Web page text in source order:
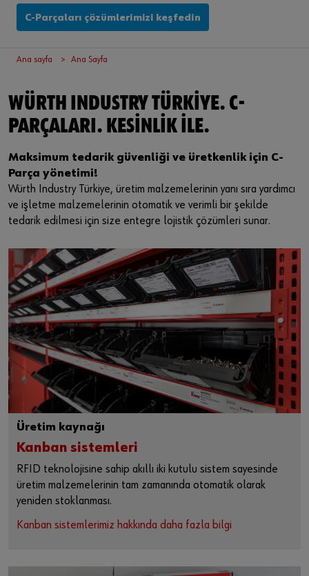
Oturum aç
Online müşteri olmak ister misiniz?
Mağazanın tüm işlevlerini kullanmak için üç basit adımda
kaydolun
Sadece işletme müşterilerine satış
Şimdi Kaydol
Tehlikeli Madde Yönetimi
Hizmet
Montaj
Küçük elektrik parçaları
Etkinlikler
Bülten
Bilgi Güvenliği Politikası
Entegre Yönetim Sistemi Politikamız
Ticari Bilgiler
C-Parçaları çözümlerimizi keşfedin
Ana sayfa Ana Sayfa
WÜRTH INDUSTRY TÜRKIYE. C-
PARÇALARI. KESINLIK ILE.
Maksimum tedarik güvenliği ve üretkenlik için C-
Parça yönetimi!
Würth Industry Türkiye, üretim malzemelerinin yanı sıra yardımcı
ve işletme malzemelerinin otomatik ve verimli bir şekilde
tedarik edilmesi için size entegre lojistik çözümleri sunar.
Üretim kaynağı
Kanban sistemleri
RFID teknolojisine sahip akıllı iki kutulu sistem sayesinde
üretim malzemelerinin tam zamanında otomatik olarak
yeniden stoklanması.
Kanban sistemlerimiz hakkında daha fazla bilgi